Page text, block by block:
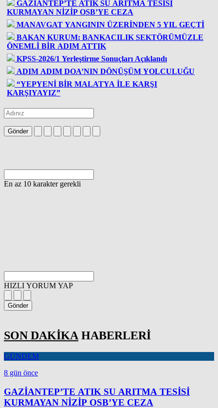
GAZİANTEP’TE ATIK SU ARITMA TESİSİ
KURMAYAN NİZİP OSB’YE CEZA
MANAVGAT YANGININ ÜZERİNDEN 5 YIL GEÇTİ
BAKAN KURUM: BANKACILIK SEKTÖRÜMÜZLE
ÖNEMLİ BİR ADIM ATTIK
KPSS-2026/1 Yerleştirme Sonuçları Açıklandı
ADIM ADIM DOA’NIN DÖNÜŞÜM YOLCULUĞU
“YEPYENİ BİR MALATYA İLE KARŞI
KARŞIYAYIZ”
Gönder
En az 10 karakter gerekli
HIZLI YORUM YAP
Gönder
SON DAKİKA HABERLERİ
GÜNDEM
8 gün önce
GAZİANTEP’TE ATIK SU ARITMA TESİSİ
KURMAYAN NİZİP OSB’YE CEZA